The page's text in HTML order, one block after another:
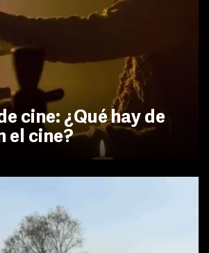
cine: ¿Qué hay de
el cine?